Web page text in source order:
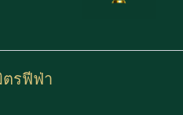
รฟีฟ่า